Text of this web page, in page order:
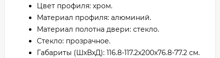
Цвет профиля: хром.
Материал профиля: алюминий.
Материал полотна двери: стекло.
Стекло: прозрачное.
Габариты (ШхВхД): 116.8-117.2х200х76.8-77.2 см.